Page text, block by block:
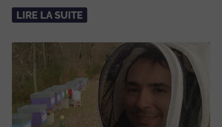
LIRE LA SUITE